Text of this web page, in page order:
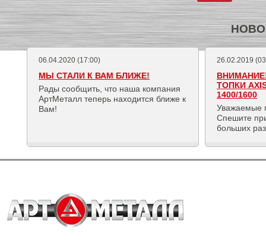
06.04.2020 (17:00)
МЫ СТАЛИ К ВАМ БЛИЖЕ!
Рады сообщить, что наша компания
АртМеталл теперь находится ближе к
Вам!
26.02.2019
ТОПКИ
1400/1600
Уважаемые
Спешите
больших